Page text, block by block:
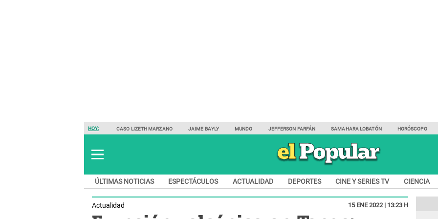
HOY: CASO LIZETH MARZANO JAIME BAYLY MUNDO JEFFERSON FARFÁN SAMAHARA LOBATÓN HORÓSCOPO
ÚLTIMAS NOTICIAS ESPECTÁCULOS ACTUALIDAD DEPORTES CINE Y SERIES TV CIENCIA
Actualidad 15 ENE 2022 | 13:23 H